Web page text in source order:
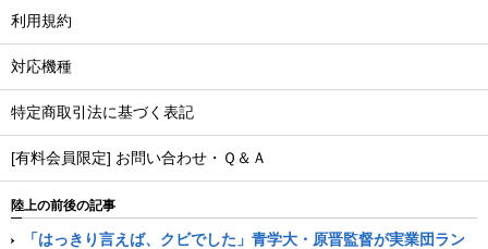
利用規約
対応機種
特定商取引法に基づく表記
[有料会員限定] お問い合わせ・Ｑ＆Ａ
陸上の前後の記事
「はっきり言えば、クビでした」青学大・原晋監督が実業団ラン